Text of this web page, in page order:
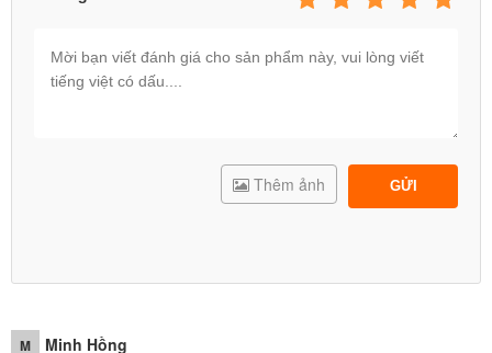
GỬI
Thêm ảnh
M Minh Hồng